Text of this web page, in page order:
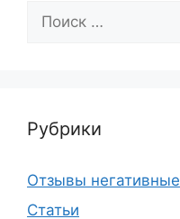
Рубрики
Отзывы негативные
Статьи